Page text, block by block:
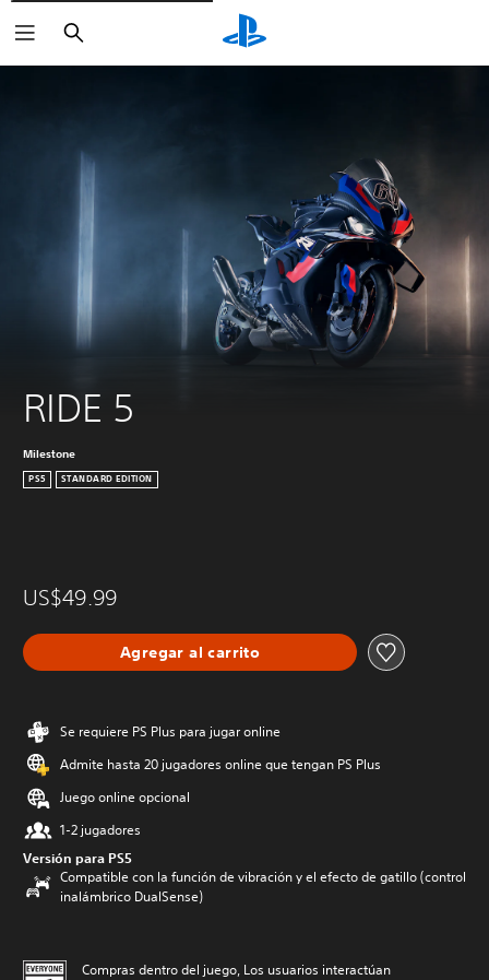
Buscar
RIDE 5
Milestone
PS5 STANDARD EDITION
US$49.99
Agregar al carrito
Se requiere PS Plus para jugar online
Admite hasta 20 jugadores online que tengan PS Plus
Juego online opcional
1-2 jugadores
Versión para PS5
Compatible con la función de vibración y el efecto de gatillo (control
inalámbrico DualSense)
Compras dentro del juego, Los usuarios interactúan